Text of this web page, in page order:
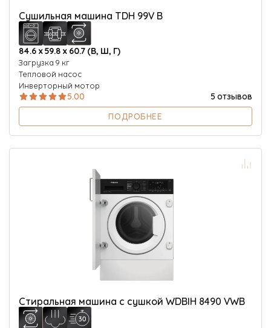
Сушильная машина TDH 99V B
84.6 х 59.8 х 60.7 (В, Ш, Г)
Загрузка 9 кг
Тепловой насос
Инверторный мотор
5.00
5 отзывов
ПОДРОБНЕЕ
Стиральная машина с сушкой WDBIH 8490 VWB